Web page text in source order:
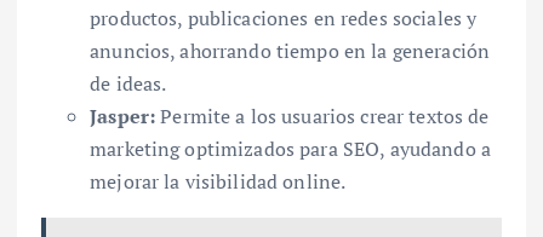
productos, publicaciones en redes sociales y
anuncios, ahorrando tiempo en la generación
de ideas.
Jasper:Permite a los usuarios crear textos de
marketing optimizados para SEO, ayudando a
mejorar la visibilidad online.